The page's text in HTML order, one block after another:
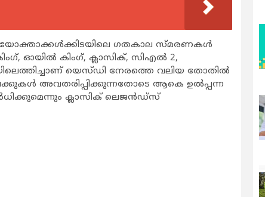
ഗതകാല സ്മരണകള്‍
ഓയില്‍ കിംഗ്, ക്ലാസിക്, സിഎല്‍ 2,
യെസ്ഡി നേരത്തെ വലിയ തോതില്‍
അവതരിപ്പിക്കുന്നതോടെ ആകെ ഉല്‍പ്പന്ന
ക്ലാസിക് ലെജന്‍ഡ്‌സ്